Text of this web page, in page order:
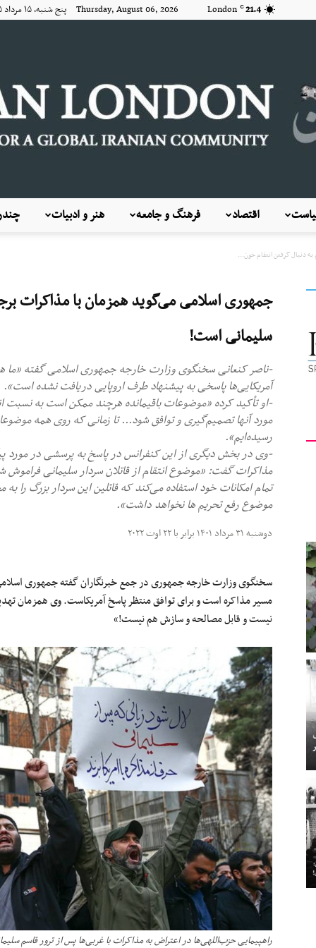
21.4
C
London Thursday, August 06, 2026 پنج شنبه, ۱۵ مرداد ۱۴۰۵
لندن
هنر و ادبیات فرهنگ و جامعه اقتصاد
دنبال گرفتن انتقام خون...
جمهوری اسلامی می‌گوید همزمان با مذاکرات
سلیمانی است!
-ناصر کنعانی سخنگوی وزارت خارجه جمهوری اسلامی گفته «ما
آمریکایی‌ها پاسخی به پیشنهاد طرف اروپایی دریافت نشده است».
-او تأکید کرده «موضوعات باقیمانده هرچند ممکن است به
مورد آنها تصمیم‌گیری و توافق شود... تا زمانی که روی همه
رسیده‌ایم».
-وی در بخش دیگری از این کنفرانس در پاسخ به پرسشی در مورد
مذاکرات گفت: «موضوع انتقام از قاتلان سردار سلیمانی
تمام امکانات خود استفاده می‌کند که قاتلین این سردار بزرگ را
موضوع رفع تحریم ها نخواهد داشت».
دوشنبه ۳۱ مرداد ۱۴۰۱ برابر با ۲۲ اوت ۲۰۲۲
سخنگوی وزارت خارجه جمهوری در جمع خبرنگاران گفته جمهوری
مسیر مذاکره است و برای توافق منتظر پاسخ آمریکاست. وی همزمان
نیست و قابل مصالحه و سازش هم نیست!»
راهپیمایی حزب‌اللهی‌ها در اعتراض به مذاکرات با غربی‌ها پس از ترور قاسم